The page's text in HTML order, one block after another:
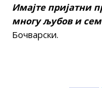
Имајте пријатни
многу љубов и
Бочварски.